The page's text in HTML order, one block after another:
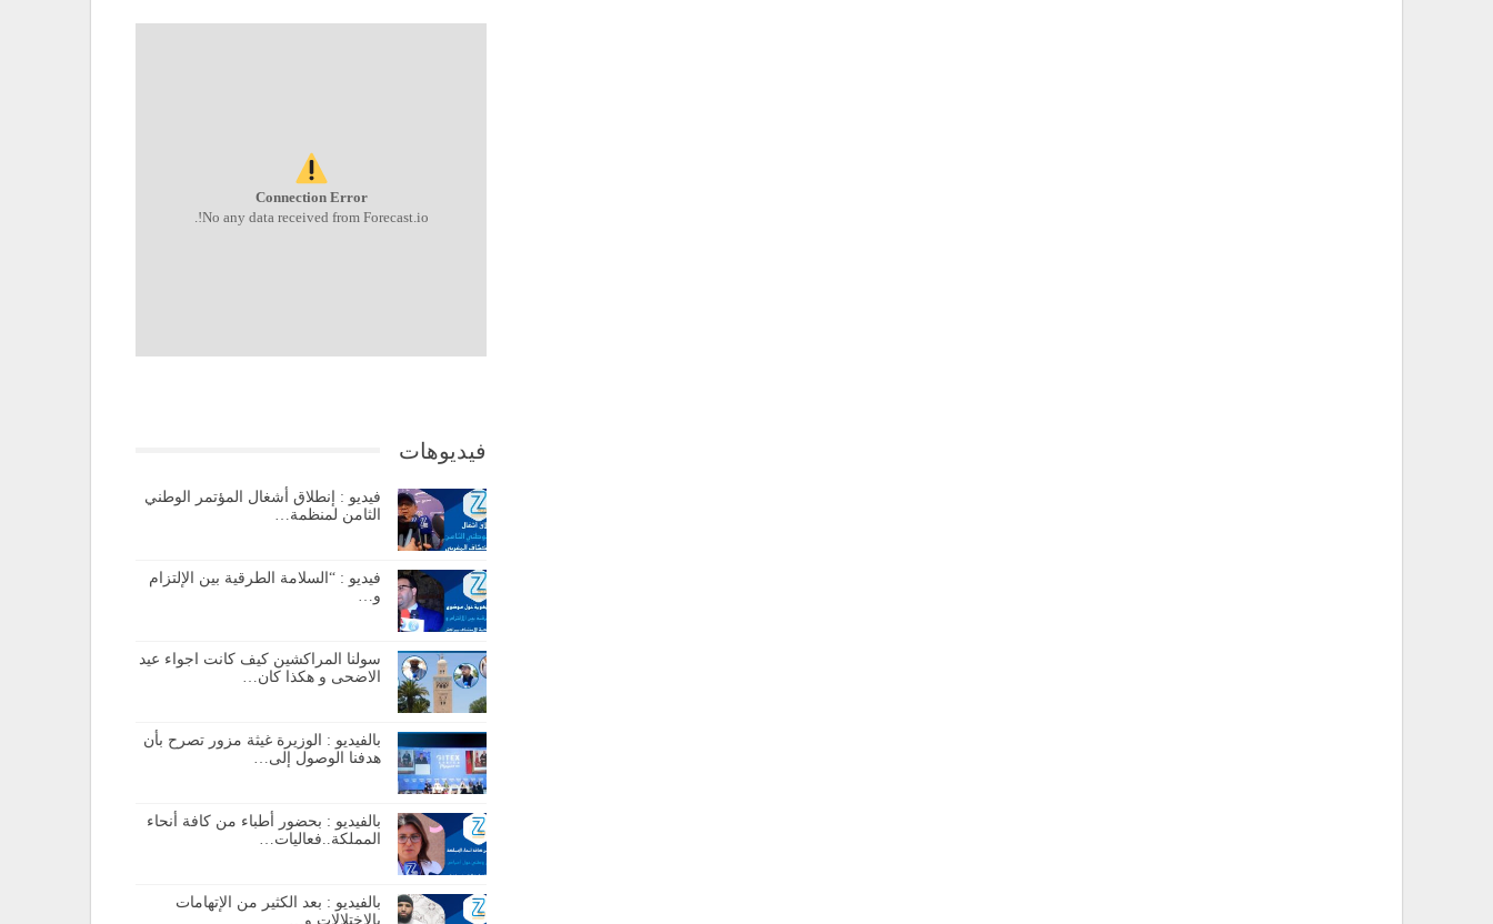
Connection Error
No any data received from Forecast.io!.
فيديوهات
فيديو : إنطلاق أشغال المؤتمر الوطني
الثامن لمنظمة…
فيديو : “السلامة الطرقية بين الإلتزام
و…
سولنا المراكشين كيف كانت اجواء عيد
الاضحى و هكذا كان…
بالفيديو : الوزيرة غيثة مزور تصرح بأن
هدفنا الوصول إلى…
بالفيديو : بحضور أطباء من كافة أنحاء
المملكة..فعاليات…
بالفيديو : بعد الكثير من الإتهامات
بالإختلالات و…